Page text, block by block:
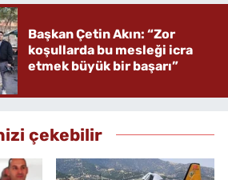
Başkan Çetin Akın: “Zor
koşullarda bu mesleği icra
etmek büyük bir başarı”
çekebilir